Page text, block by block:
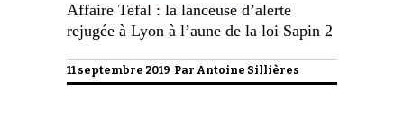
Affaire Tefal : la lanceuse d’alerte
rejugée à Lyon à l’aune de la loi Sapin 2
11 septembre 2019 Par Antoine Sillières